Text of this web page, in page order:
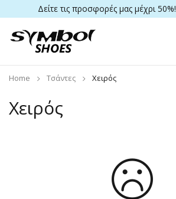
Δείτε τις προσφορές μας μέχρι 50%!
Χειρός
Home Τσάντες Χειρός